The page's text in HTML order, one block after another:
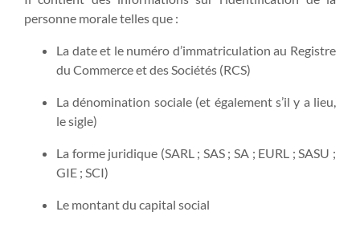
personne morale telles que :
La date et le numéro d’immatriculation au Registre
du Commerce et des Sociétés (RCS)
La dénomination sociale (et également s’il y a lieu,
le sigle)
La forme juridique (SARL ; SAS ; SA ; EURL ; SASU ;
GIE ; SCI)
Le montant du capital social